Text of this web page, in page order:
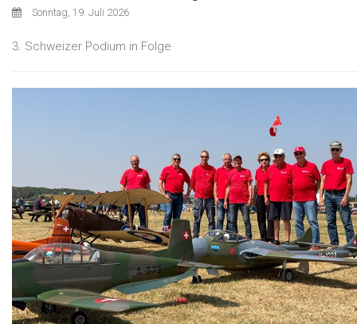
Sonntag, 19. Juli 2026
3. Schweizer Podium in Folge